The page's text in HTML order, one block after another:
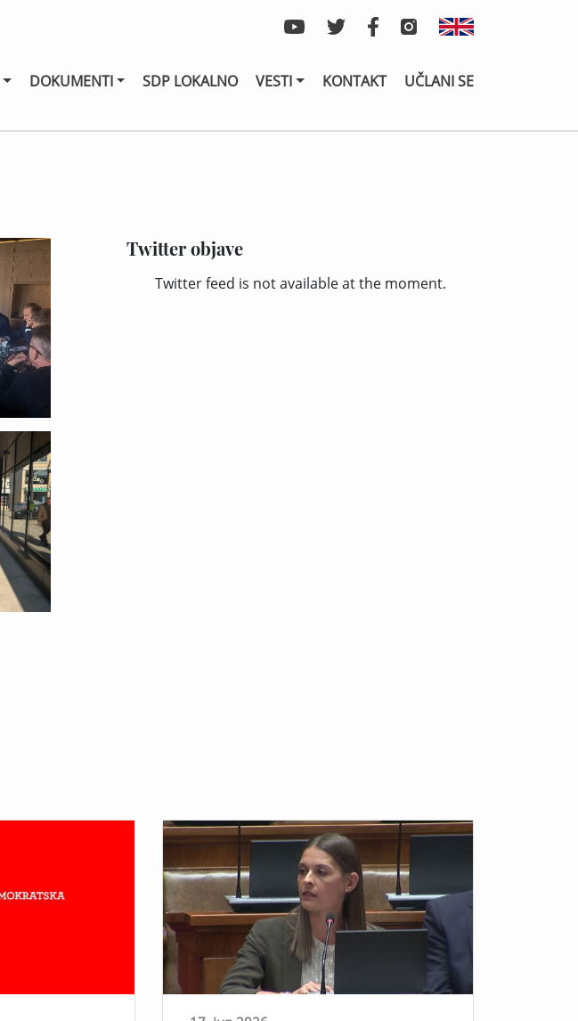
DOKUMENTI SDP LOKALNO VESTI KONTAKT UČLANI SE
Twitter objave
Twitter feed is not available at the moment.